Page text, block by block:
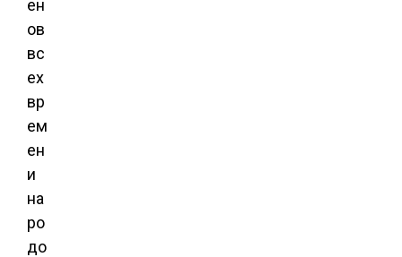
ен
ов
вс
ех
вр
ем
ен
и
на
ро
до